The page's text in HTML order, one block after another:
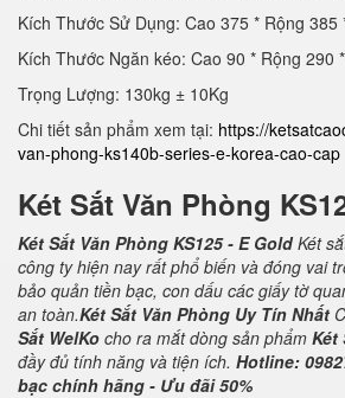
Kích Thước Sử Dụng: Cao 375 * Rộng 385
Kích Thước Ngăn kéo: Cao 90 * Rộng 290
Trọng Lượng: 130kg ± 10Kg
Chi tiết sản phẩm xem tại: https://
van-phong-ks140b-series-e-korea-cao-cap
Két Sắt Văn Phòng
Két Sắt Văn Phòng KS125 - E GoldKét
công ty hiện nay rất phổ biến và đóng vai
bảo quản tiền bạc, con dấu các giấy tờ
an toàn.Két Sắt Văn Phòng Uy Tín Nhất
Sắt WelKo cho ra mắt dòng sản phẩm Két
đầy đủ tính năng và tiện ích. Hotline:
bạc chính hãng - Ưu đãi 50%